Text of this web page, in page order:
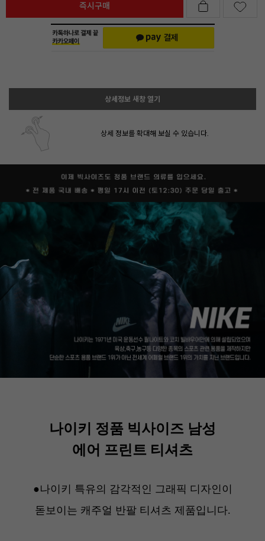
즉시구매
상세정보 새창 열기
상세 정보를 확대해 보실 수 있습니다.
나이키 정품 빅사이즈 남성
에어 프린트 티셔츠
●나이키 특유의 감각적인 그래픽 디자인이
돋보이는 캐주얼 반팔 티셔츠 제품입니다.